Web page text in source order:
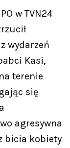
w TVN24
wydarzeń
Kasi,
terenie
się
agresywna
bicia kobiety